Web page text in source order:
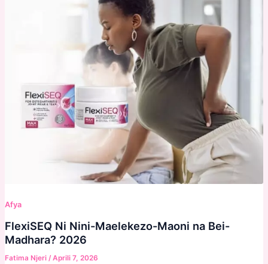
Afya
FlexiSEQ Ni Nini-Maelekezo-Maoni na Bei-
Madhara? 2026
Fatima Njeri /Aprili 7, 2026